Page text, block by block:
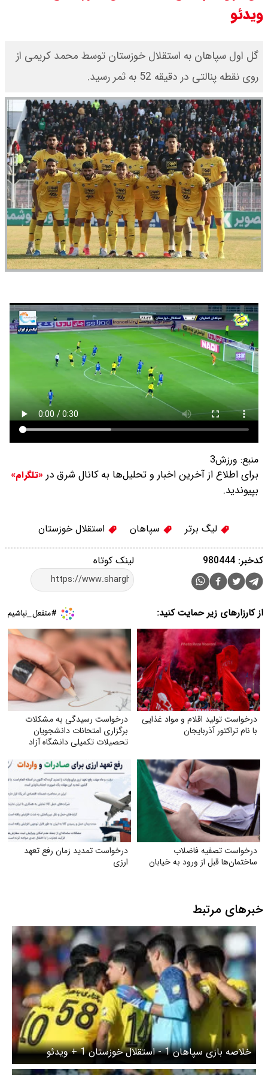
قیمت بیت کوین،تتر و اتریوم امروز
جمعه ۱۶ مرداد۱۴۰۵ / قیمت بیت
کوین چند؟ + جدول
قیمت طلای جهان امروز جمعه
۱۶مرداد۱۴۰۵ /هر اونس طلا چند ؟ +
جدول
ویدئو
گل اول سپاهان به استقلال خوزستان توسط محمد کریمی از
روی نقطه پنالتی در دقیقه 52 به ثمر رسید.
منبع: ورزش3
برای اطلاع از آخرین اخبار و تحلیل‌ها به کانال شرق در «تلگرام»
بپیوندید.
لیگ برتر سپاهان استقلال خوزستان
لینک کوتاه کدخبر: 980444
از کارزارهای زیر حمایت کنید:
درخواست تولید اقلام و مواد غذایی
با نام تراکتور آذربایجان
درخواست رسیدگی به مشکلات
برگزاری امتحانات دانشجویان
تحصیلات تکمیلی دانشگاه آزاد
درخواست تصفیه فاضلاب
ساختمان‌ها قبل از ورود به خیابان
درخواست تمدید زمان رفع تعهد
ارزی
خبرهای مرتبط
خلاصه بازی سپاهان 1 - استقلال خوزستان 1 + ویدئو